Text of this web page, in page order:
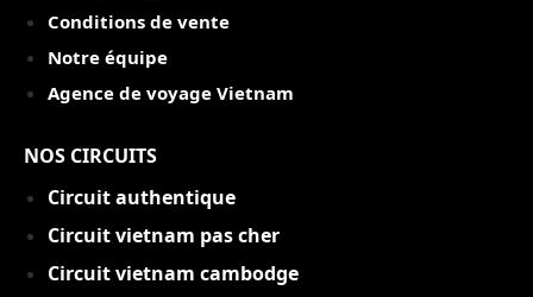
Conditions de vente
Notre équipe
Agence de voyage Vietnam
NOS CIRCUITS
Circuit authentique
Circuit vietnam pas cher
Circuit vietnam cambodge